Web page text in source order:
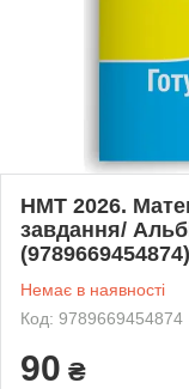
НМТ 2026.
завдання/
Немає в наявності
Код: 9789669454874
90 ₴